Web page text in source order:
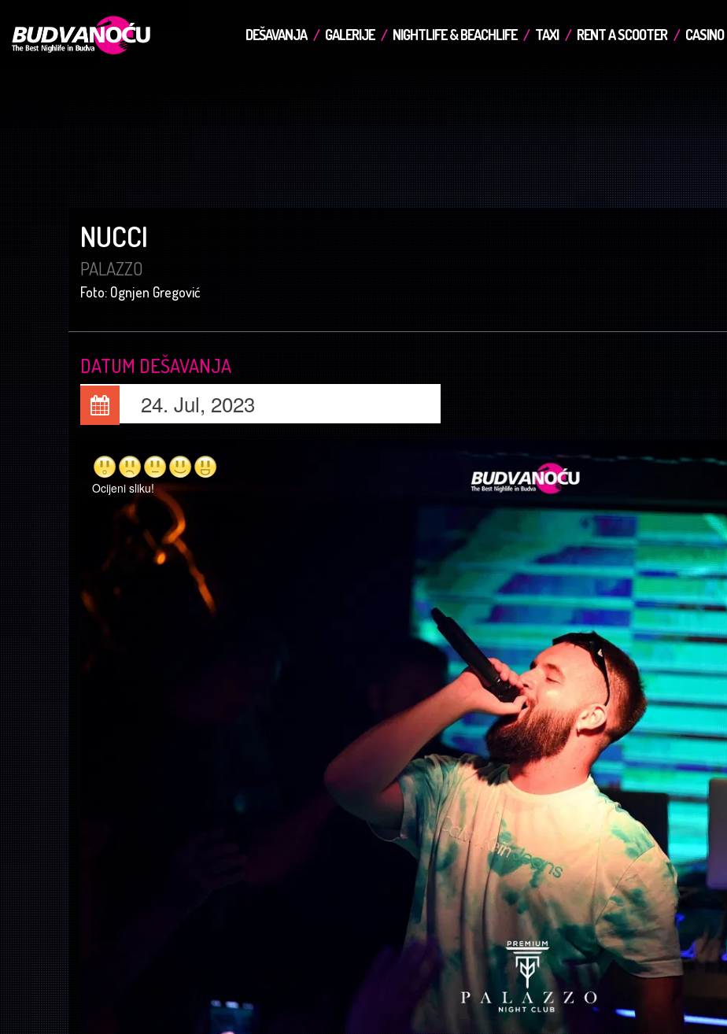
DEŠAVANJA GALERIJE NIGHTLIFE & BEACHLIFE TAXI RENT A SCOOTER CASINO
NUCCI
PALAZZO
Foto: Ognjen Gregović
DATUM DEŠAVANJA
24. Jul, 2023
Ocijeni sliku!